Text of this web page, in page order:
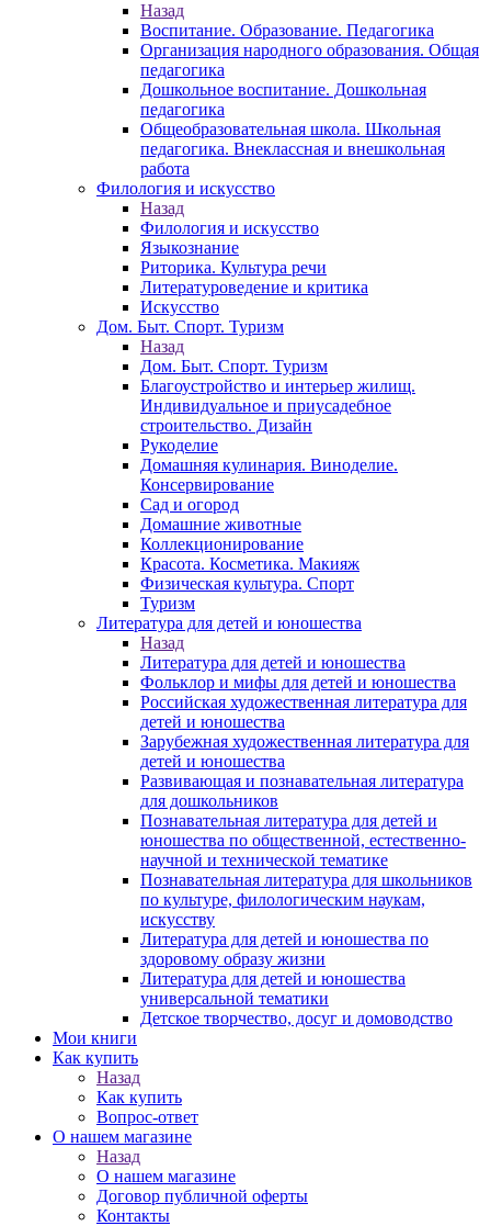
Назад
Воспитание. Образование. Педагогика
Организация народного образования. Общая
педагогика
Дошкольное воспитание. Дошкольная
педагогика
Общеобразовательная школа. Школьная
педагогика. Внеклассная и внешкольная
работа
Филология и искусство
Назад
Филология и искусство
Языкознание
Риторика. Культура речи
Литературоведение и критика
Искусство
Дом. Быт. Спорт. Туризм
Назад
Дом. Быт. Спорт. Туризм
Благоустройство и интерьер жилищ.
Индивидуальное и приусадебное
строительство. Дизайн
Рукоделие
Домашняя кулинария. Виноделие.
Консервирование
Сад и огород
Домашние животные
Коллекционирование
Красота. Косметика. Макияж
Физическая культура. Спорт
Туризм
Литература для детей и юношества
Назад
Литература для детей и юношества
Фольклор и мифы для детей и юношества
Российская художественная литература для
детей и юношества
Зарубежная художественная литература для
детей и юношества
Развивающая и познавательная литература
для дошкольников
Познавательная литература для детей и
юношества по общественной, естественно-
научной и технической тематике
Познавательная литература для школьников
по культуре, филологическим наукам,
искусству
Литература для детей и юношества по
здоровому образу жизни
Литература для детей и юношества
универсальной тематики
Детское творчество, досуг и домоводство
Мои книги
Как купить
Назад
Как купить
Вопрос-ответ
О нашем магазине
Назад
О нашем магазине
Договор публичной оферты
Контакты